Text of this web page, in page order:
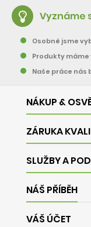
Vyznáme
Osobně jsme
Produkty
Naše práce nás
NÁKUP &
ZÁRUKA
SLUŽBY A
NÁŠ PŘÍBĚH
VÁŠ ÚČET